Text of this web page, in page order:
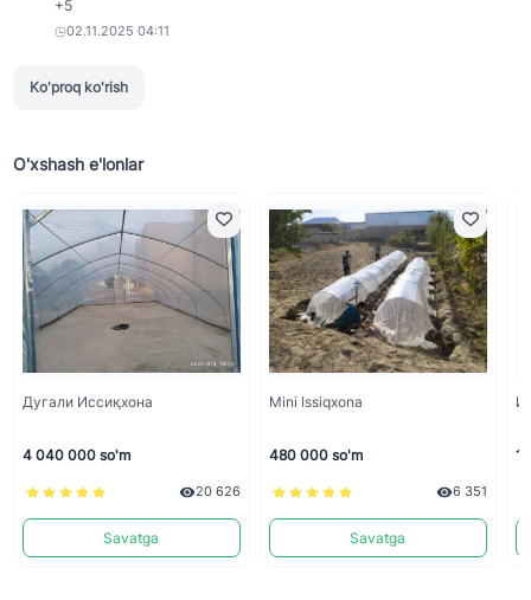
+5
02.11.2025 04:11
Ko'proq ko'rish
O'xshash e'lonlar
Дугали Иссиқхона
4 040 000 so'm
20 626
Savatga
Mini Issiqxona
480 000 so'm
6 351
Savatga